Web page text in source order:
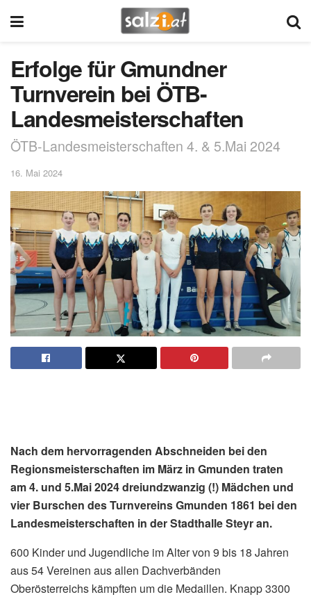
Erfolge für Gmundner
Turnverein bei ÖTB-
Landesmeisterschaften
ÖTB-Landesmeisterschaften 4. & 5.Mai 2024
16. Mai 2024
Nach dem hervorragenden Abschneiden bei den
Regionsmeisterschaften im März in Gmunden traten
am 4. und 5.Mai 2024 dreiundzwanzig (!) Mädchen und
vier Burschen des Turnvereins Gmunden 1861 bei den
Landesmeisterschaften in der Stadthalle Steyr an.
600 Kinder und Jugendliche im Alter von 9 bis 18 Jahren
aus 54 Vereinen aus allen Dachverbänden
Oberösterreichs kämpften um die Medaillen. Knapp 3300